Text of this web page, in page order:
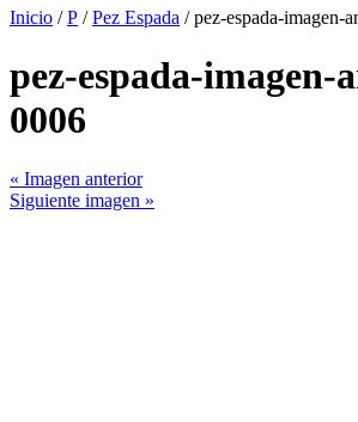
Inicio /P /Pez Espada / pez-espada-imagen-
pez-espada-imagen-
0006
« Imagen anterior
Siguiente imagen »